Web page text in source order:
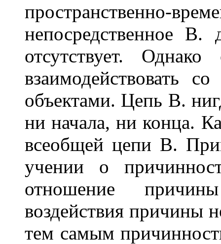
пространственно-
непосредственное В.
отсутствует.
взаимодействовать
объектами. Цепь В.
ни начала, ни конца.
всеобщей цепи В.
учении о
отношение
воздействия причины
тем самым